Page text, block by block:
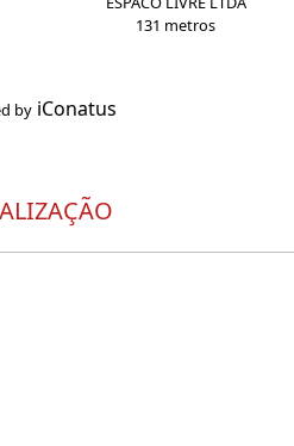
131 metros
by iConatus